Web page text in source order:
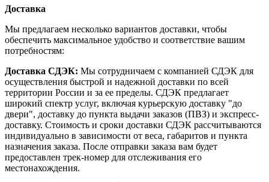
Доставка
Мы предлагаем несколько вариантов доставки, чтобы
обеспечить максимальное удобство и соответствие вашим
потребностям:
Доставка СДЭК: Мы сотрудничаем с компанией СДЭК для
осуществления быстрой и надежной доставки по всей
территории России и за ее пределы. СДЭК предлагает
широкий спектр услуг, включая курьерскую доставку "до
двери", доставку до пункта выдачи заказов (ПВЗ) и экспресс-
доставку. Стоимость и сроки доставки СДЭК рассчитываются
индивидуально в зависимости от веса, габаритов и пункта
назначения заказа. После отправки заказа вам будет
предоставлен трек-номер для отслеживания его
местонахождения.